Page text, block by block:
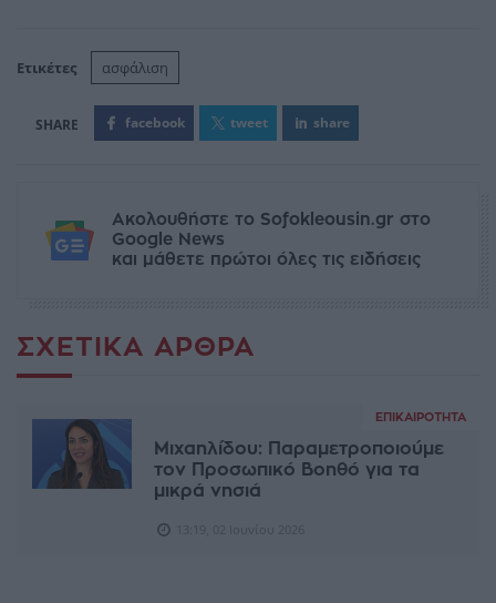
Ετικέτες ασφάλιση
facebook tweet share
Ακολουθήστε το Sofokleousin.gr στο
Google News
και μάθετε πρώτοι όλες τις ειδήσεις
ΣΧΕΤΙΚΆ ΆΡΘΡΑ
ΕΠΙΚΑΙΡΌΤΗΤΑ
Μιχαηλίδου: Παραμετροποιούμε
τον Προσωπικό Βοηθό για τα
μικρά νησιά